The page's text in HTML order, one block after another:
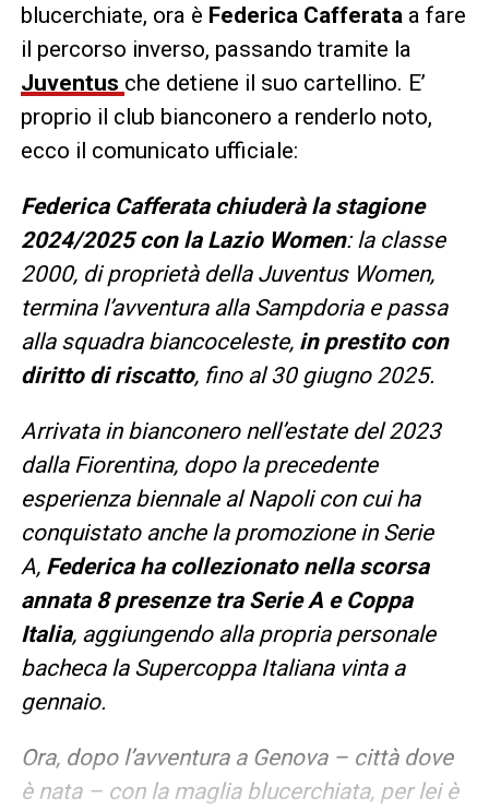
blucerchiate, ora è Federica Cafferataa fare
il percorso inverso, passando tramite la
Juventus che detiene il suo cartellino. E’
proprio il club bianconero a renderlo noto,
ecco il comunicato ufficiale:
Federica Cafferata chiuderà la stagione
2024/2025 con la Lazio Women: la classe
2000, di proprietà della Juventus Women,
termina l’avventura alla Sampdoria e passa
alla squadra biancoceleste, in prestito con
diritto di riscatto, fino al 30 giugno 2025.
Arrivata in bianconero nell’estate del 2023
dalla Fiorentina, dopo la precedente
esperienza biennale al Napoli con cui ha
conquistato anche la promozione in Serie
A, Federica ha collezionato nella scorsa
annata 8 presenze tra Serie A e Coppa
Italia, aggiungendo alla propria personale
bacheca la Supercoppa Italiana vinta a
gennaio.
Ora, dopo l’avventura a Genova – città dove
è nata – con la maglia blucerchiata, per lei è